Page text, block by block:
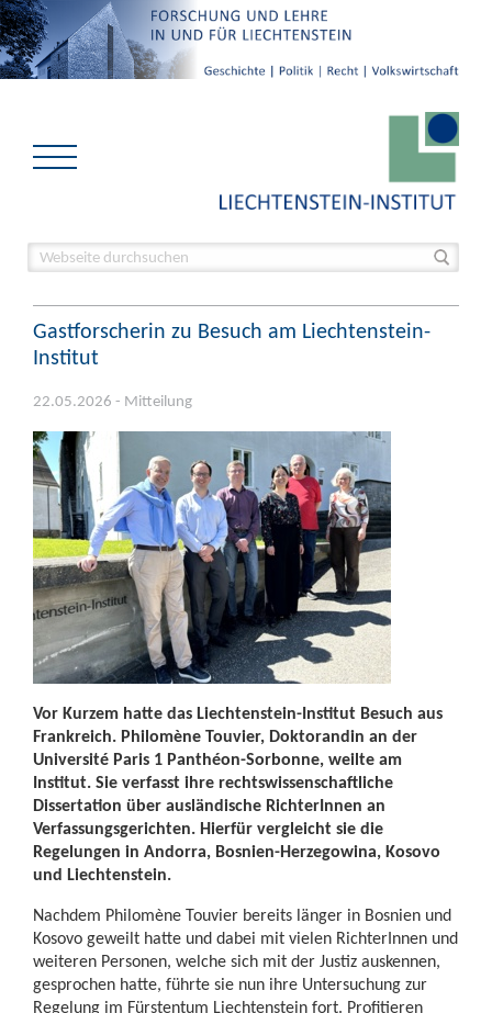
Gastforscherin zu Besuch am Liechtenstein-
Institut
22.05.2026 - Mitteilung
Vor Kurzem hatte das Liechtenstein-Institut Besuch aus
Frankreich. Philomène Touvier, Doktorandin an der
Université Paris 1 Panthéon-Sorbonne, weilte am
Institut. Sie verfasst ihre rechtswissenschaftliche
Dissertation über ausländische RichterInnen an
Verfassungsgerichten. Hierfür vergleicht sie die
Regelungen in Andorra, Bosnien-Herzegowina, Kosovo
und Liechtenstein.
Nachdem Philomène Touvier bereits länger in Bosnien und
Kosovo geweilt hatte und dabei mit vielen RichterInnen und
weiteren Personen, welche sich mit der Justiz auskennen,
gesprochen hatte, führte sie nun ihre Untersuchung zur
Regelung im Fürstentum Liechtenstein fort. Profitieren